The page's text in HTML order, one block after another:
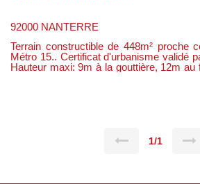
92000 NANTERRE
Terrain constructible de 448m² proche
Métro 15.. Certificat d'urbanisme validé
Hauteur maxi: 9m à la gouttière, 12m au
1/1